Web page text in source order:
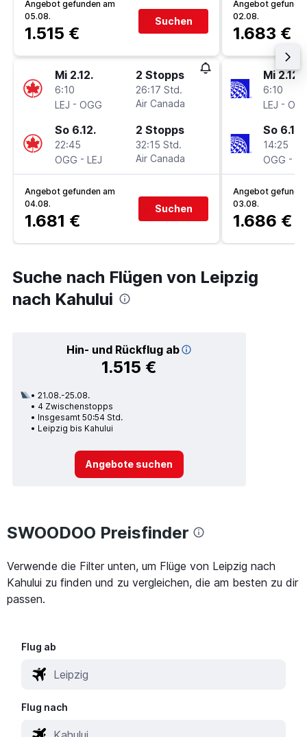
Angebot gefunden am
05.08.
1.515 €
Suchen
Mi 2.12.
6:10
LEJ - OGG
2 Stopps
26:17 Std.
Air Canada
So 6.12.
22:45
OGG - LEJ
2 Stopps
32:15 Std.
Air Canada
Angebot gefunden am
04.08.
1.681 €
Suchen
Angebot
02.08.
1.683 €
Mi 2.12.
6:10
LEJ -
So 6.12.
14:25
OGG -
Angebot
03.08.
1.686 €
Suche nach Flügen von Leipzig
nach Kahului
Hin- und Rückflug ab
1.515 €
21.08.-25.08.
4 Zwischenstopps
Insgesamt 50:54 Std.
Leipzig bis Kahului
Angebote suchen
SWOODOO Preisfinder
Verwende die Filter unten, um Flüge von Leipzig nach
Kahului zu finden und zu vergleichen, die am besten zu dir
passen.
Flug ab
Flug nach